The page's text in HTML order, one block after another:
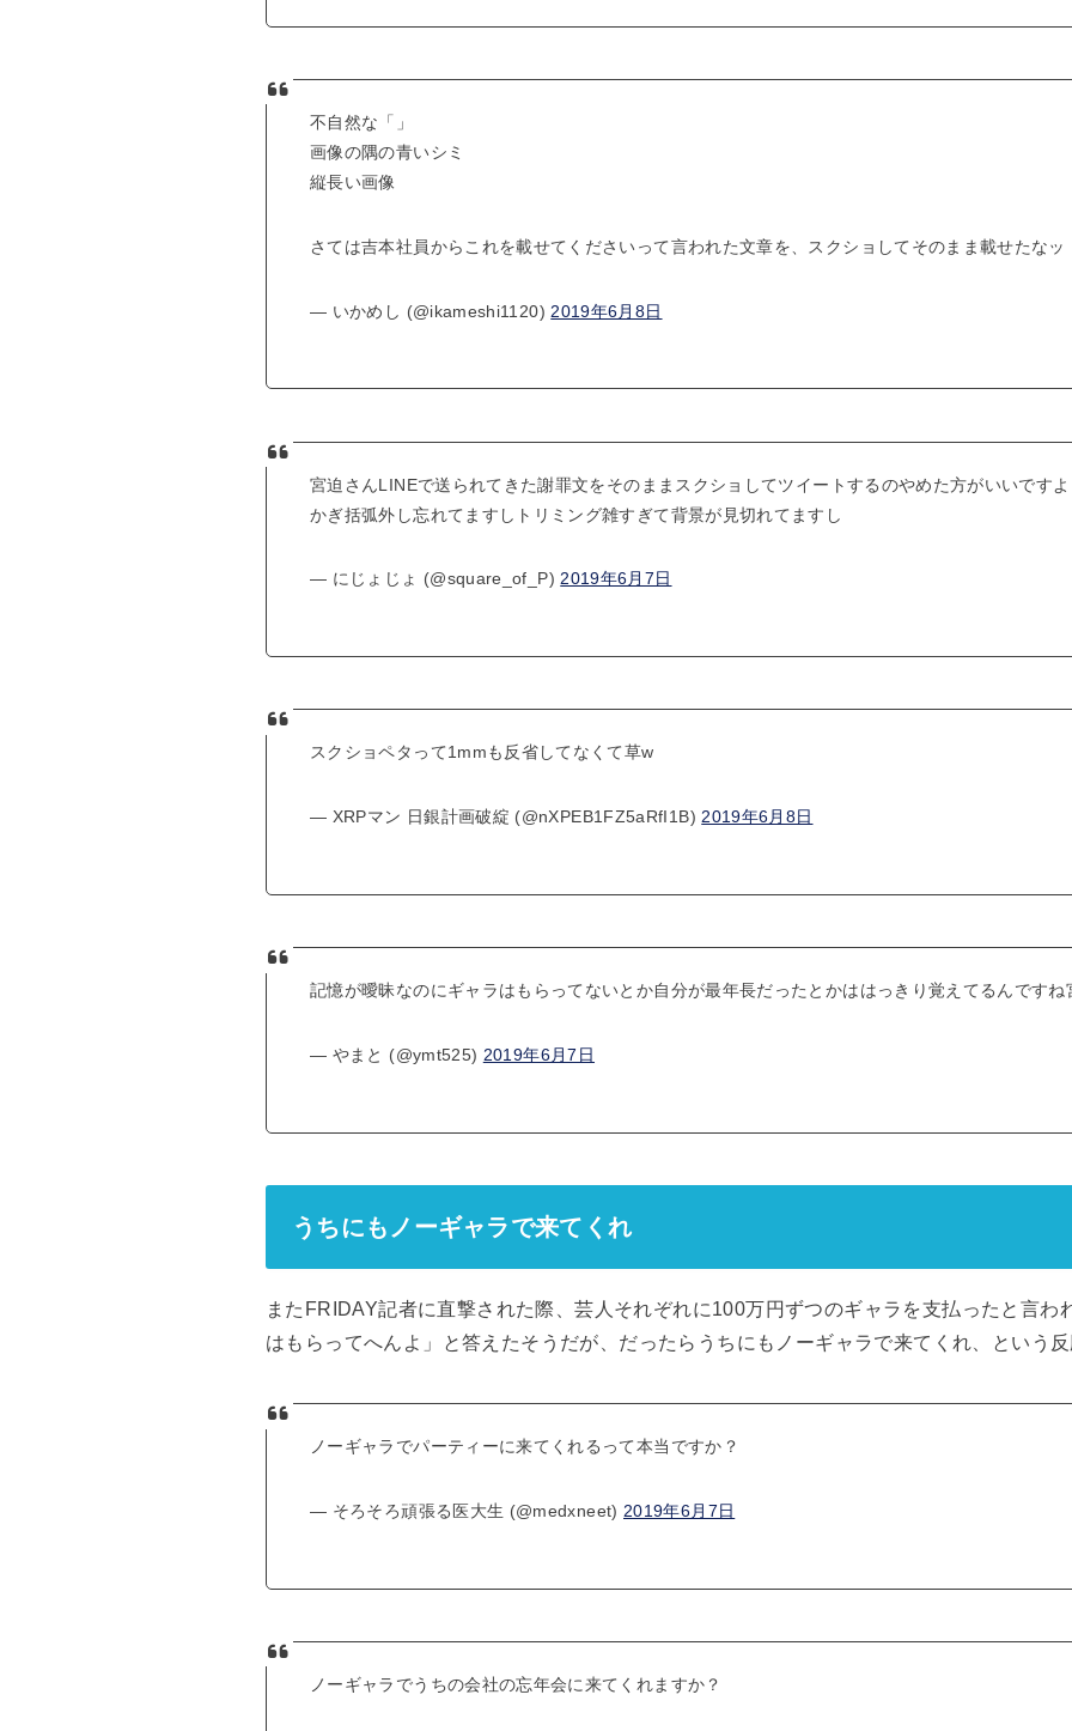
不自然な「」
画像の隅の青いシミ
縦長い画像
さては吉本社員からこれを載せてくださいって言われた文章を、スクショしてそのまま載せたなッ
— いかめし (@ikameshi1120) 2019年6月8日
宮迫さんLINEで送られてきた謝罪文をそのままスクショしてツイートするのやめた方がいいですよ
かぎ括弧外し忘れてますしトリミング雑すぎて背景が見切れてますし
— にじょじょ (@square_of_P)2019年6月7日
スクショペタって1mmも反省してなくて草w
— XRPマン 日銀計画破綻 (@nXPEB1FZ5aRfI1B) 2019年6月8日
記憶が曖昧なのにギャラはもらってないとか自分が最年長だったとかははっきり覚えてるんです
— やまと (@ymt525) 2019年6月7日
うちにもノーギャラで来てくれ
またFRIDAY記者に直撃された際、芸人それぞれに100万円ずつのギャラを支払ったと言わ
はもらってへんよ」と答えたそうだが、だったらうちにもノーギャラで来てくれ、という
ノーギャラでパーティーに来てくれるって本当ですか？
— そろそろ頑張る医大生 (@medxneet) 2019年6月7日
ノーギャラでうちの会社の忘年会に来てくれますか？